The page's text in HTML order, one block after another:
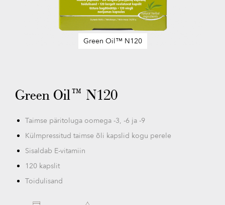
Green Oil™ N120
of
gallery
Green Oil™ N120
Taimse päritoluga oomega -3, -6 ja -9
Külmpressitud taimse õli kapslid kogu perele
Sisaldab E-vitamiin
120 kapslit
Toidulisand